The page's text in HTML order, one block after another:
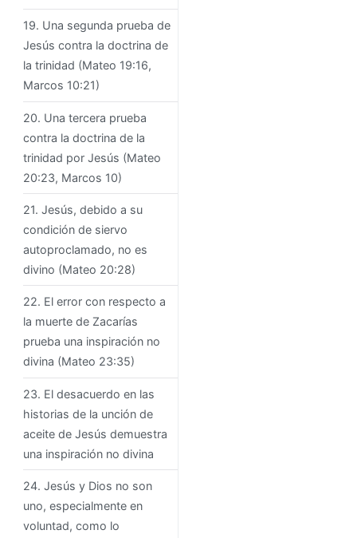
19. Una segunda prueba de
Jesús contra la doctrina de
la trinidad (Mateo 19:16,
Marcos 10:21)
20. Una tercera prueba
contra la doctrina de la
trinidad por Jesús (Mateo
20:23, Marcos 10)
21. Jesús, debido a su
condición de siervo
autoproclamado, no es
divino (Mateo 20:28)
22. El error con respecto a
la muerte de Zacarías
prueba una inspiración no
divina (Mateo 23:35)
23. El desacuerdo en las
historias de la unción de
aceite de Jesús demuestra
una inspiración no divina
24. Jesús y Dios no son
uno, especialmente en
voluntad, como lo